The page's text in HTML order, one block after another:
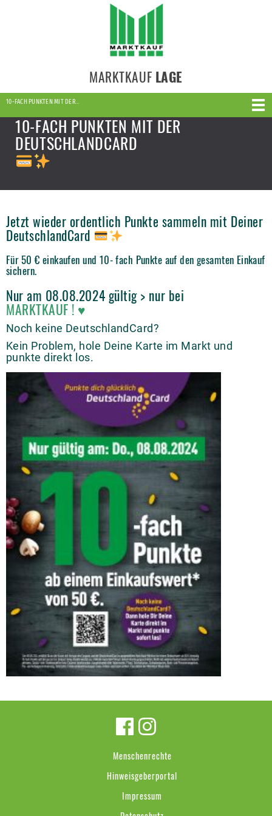
MARKTKAUF LAGE
10-FACH PUNKTEN MIT DER…
10-FACH PUNKTEN MIT DER
DEUTSCHLANDCARD
Jetzt wieder ordentlich Punkte sammeln mit Deiner
DeutschlandCard
Für 50 € einkaufen und 10- fach Punkte auf den gesamten Einkauf
sichern.
Nur am 08.08.2024 gültig > nur bei
MARKTKAUF ! ♥
Noch keine DeutschlandCard?
Kein Problem, hole Deine Karte im Markt und
punkte direkt los.
Menschenrechte
Hinweisgeberportal
Impressum